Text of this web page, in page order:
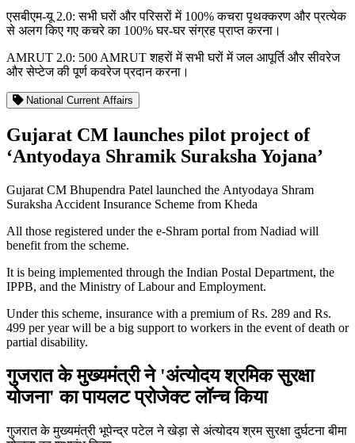
एसबीएम-यू 2.0: सभी घरों और परिसरों में 100% कचरा पृथक्करण और प्रत्येक
से अलग किए गए कचरे का 100% घर-घर संग्रह प्राप्त करना।
AMRUT 2.0: 500 AMRUT शहरों में सभी घरों में जल आपूर्ति और सीवरेज
और सेप्टेज की पूर्ण कवरेज प्रदान करना।
National Current Affairs
Gujarat CM launches pilot project of
‘Antyodaya Shramik Suraksha Yojana’
Gujarat CM Bhupendra Patel launched the Antyodaya Shram
Suraksha Accident Insurance Scheme from Kheda
All those registered under the e-Shram portal from Nadiad will
benefit from the scheme.
It is being implemented through the Indian Postal Department, the
IPPB, and the Ministry of Labour and Employment.
Under this scheme, insurance with a premium of Rs. 289 and Rs.
499 per year will be a big support to workers in the event of death or
partial disability.
गुजरात के मुख्यमंत्री ने 'अंत्योदय श्रमिक सुरक्षा
योजना' का पायलट प्रोजेक्ट लॉन्च किया
गुजरात के मुख्यमंत्री भूपेन्द्र पटेल ने खेड़ा से अंत्योदय श्रम सुरक्षा दुर्घटना बीमा